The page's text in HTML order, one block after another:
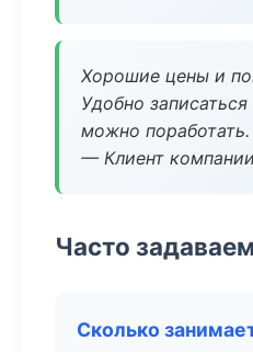
Хорошие цены и
Удобно
можно поработать.
— Клиент компании
Часто
Сколько